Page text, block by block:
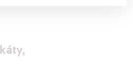
i našim partnerům